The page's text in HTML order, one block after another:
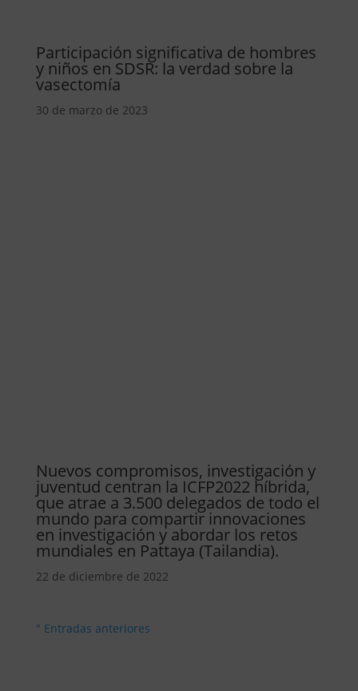
Participación significativa de hombres
y niños en SDSR: la verdad sobre la
vasectomía
30 de marzo de 2023
Nuevos compromisos, investigación y
juventud centran la ICFP2022 híbrida,
que atrae a 3.500 delegados de todo el
mundo para compartir innovaciones
en investigación y abordar los retos
mundiales en Pattaya (Tailandia).
22 de diciembre de 2022
" Entradas anteriores